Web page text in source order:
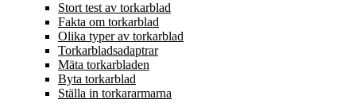
Stort test av torkarblad
Fakta om torkarblad
Olika typer av torkarblad
Torkarbladsadaptrar
Mäta torkarbladen
Byta torkarblad
Ställa in torkararmarna